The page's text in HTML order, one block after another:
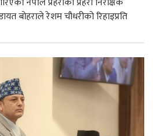
बोहराले रेशम चौधरीको रिहाइप्रति